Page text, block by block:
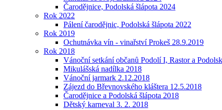
Čarodějnice, Podolská šlápota 2024
Rok 2022
Pálení čarodějnic, Podolská šlápota 2022
Rok 2019
Ochutnávka vín - vinařství Prokeš 28.9.2019
Rok 2018
Vánoční setkání občanů Podolí I, Rastor a
Mikulášská nadílka 2018
Vánoční jarmark 2.12.2018
Zájezd do Břevnovského kláštera 12.5.2018
Čarodějnice a Podolská šlápota 2018
Dětský karneval 3. 2. 2018